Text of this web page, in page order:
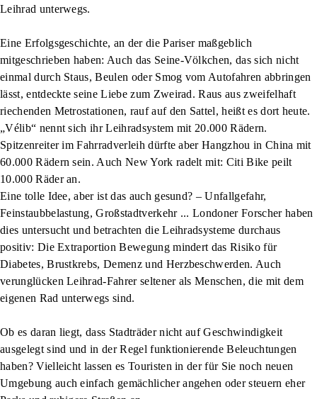
Leihrad unterwegs.
Eine Erfolgsgeschichte, an der die Pariser maßgeblich
mitgeschrieben haben: Auch das Seine-Völkchen, das sich nicht
einmal durch Staus, Beulen oder Smog vom Autofahren abbringen
lässt, entdeckte seine Liebe zum Zweirad. Raus aus zweifelhaft
riechenden Metrostationen, rauf auf den Sattel, heißt es dort heute.
„Vélib“ nennt sich ihr Leihradsystem mit 20.000 Rädern.
Spitzenreiter im Fahrradverleih dürfte aber Hangzhou in China mit
60.000 Rädern sein. Auch New York radelt mit: Citi Bike peilt
10.000 Räder an.
Eine tolle Idee, aber ist das auch gesund? – Unfallgefahr,
Feinstaubbelastung, Großstadtverkehr ... Londoner Forscher haben
dies untersucht und betrachten die Leihradsysteme durchaus
positiv: Die Extraportion Bewegung mindert das Risiko für
Diabetes, Brustkrebs, Demenz und Herzbeschwerden. Auch
verunglücken Leihrad-Fahrer seltener als Menschen, die mit dem
eigenen Rad unterwegs sind.
Ob es daran liegt, dass Stadträder nicht auf Geschwindigkeit
ausgelegt sind und in der Regel funktionierende Beleuchtungen
haben? Vielleicht lassen es Touristen in der für Sie noch neuen
Umgebung auch einfach gemächlicher angehen oder steuern eher